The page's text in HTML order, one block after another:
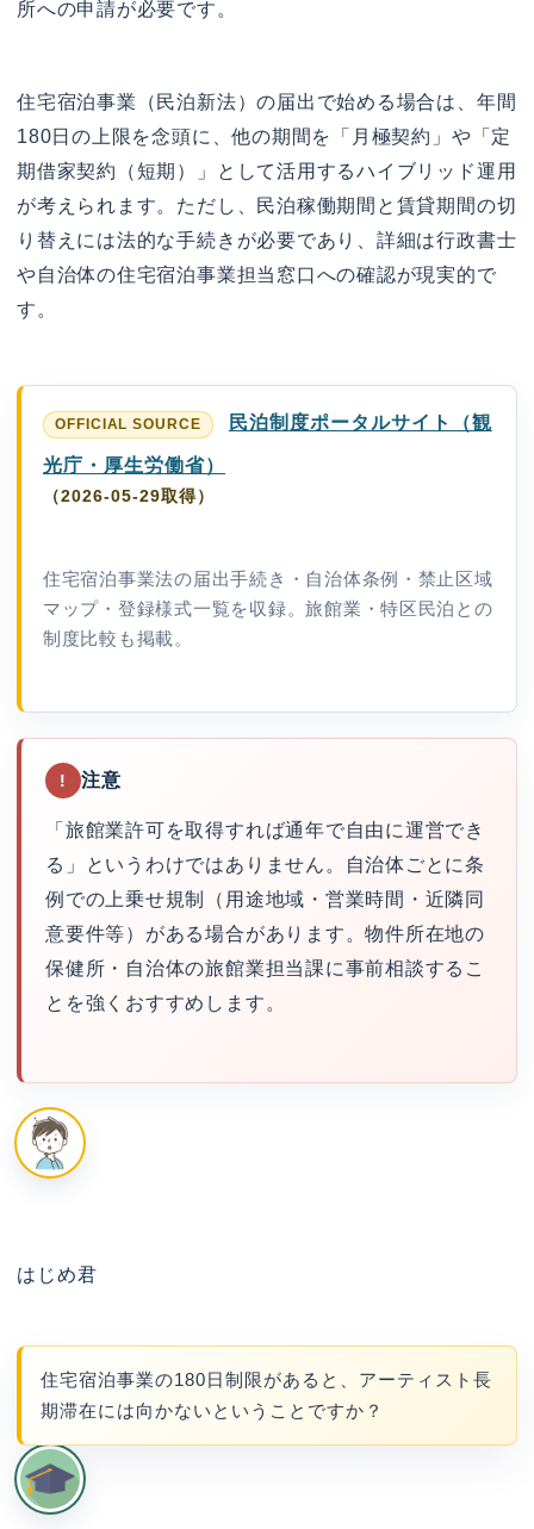
所への申請が必要です。
住宅宿泊事業（民泊新法）の届出で始める場合は、年間
180日の上限を念頭に、他の期間を「月極契約」や「定
期借家契約（短期）」として活用するハイブリッド運用
が考えられます。ただし、民泊稼働期間と賃貸期間の切
り替えには法的な手続きが必要であり、詳細は行政書士
や自治体の住宅宿泊事業担当窓口への確認が現実的で
す。
民泊制度ポータルサイト（観
光庁・厚生労働省）
（2026-05-29取得）
住宅宿泊事業法の届出手続き・自治体条例・禁止区域
マップ・登録様式一覧を収録。旅館業・特区民泊との
制度比較も掲載。
! 注意
「旅館業許可を取得すれば通年で自由に運営でき
る」というわけではありません。自治体ごとに条
例での上乗せ規制（用途地域・営業時間・近隣同
意要件等）がある場合があります。物件所在地の
保健所・自治体の旅館業担当課に事前相談するこ
とを強くおすすめします。
はじめ君
住宅宿泊事業の180日制限があると、アーティスト長
期滞在には向かないということですか？